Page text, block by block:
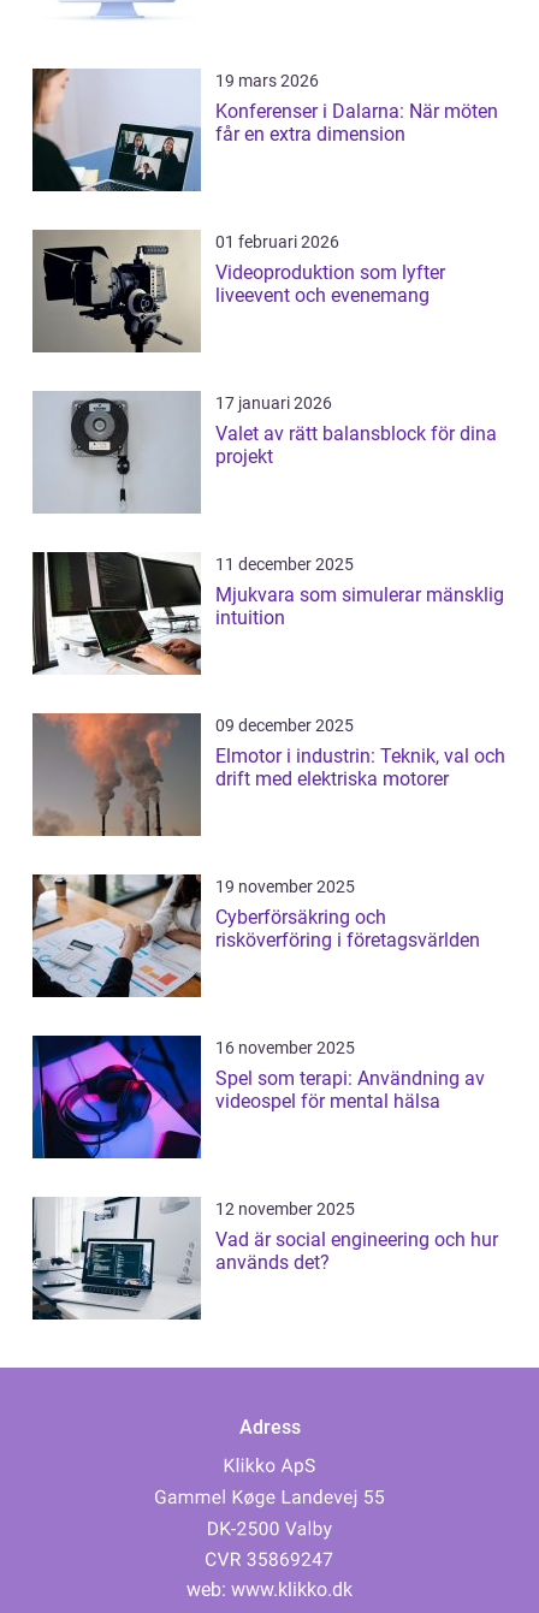
19 mars 2026
Konferenser i Dalarna: När möten
får en extra dimension
01 februari 2026
Videoproduktion som lyfter
liveevent och evenemang
17 januari 2026
Valet av rätt balansblock för dina
projekt
11 december 2025
Mjukvara som simulerar mänsklig
intuition
09 december 2025
Elmotor i industrin: Teknik, val och
drift med elektriska motorer
19 november 2025
Cyberförsäkring och
risköverföring i företagsvärlden
16 november 2025
Spel som terapi: Användning av
videospel för mental hälsa
12 november 2025
Vad är social engineering och hur
används det?
Adress
web: www.klikko.dk